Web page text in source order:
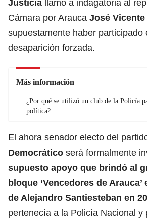
Justicia llamó a indagatoria al
Cámara por Arauca José
supuestamente haber participado
desaparición forzada.
Más información
¿Por qué se utilizó un club de la Policía
política?
El ahora senador electo del
Democrático será formalmente
supuesto apoyo que brindó al
bloque ‘Vencedores de
de Alejandro Santiesteban en
pertenecía a la Policía Nacional y